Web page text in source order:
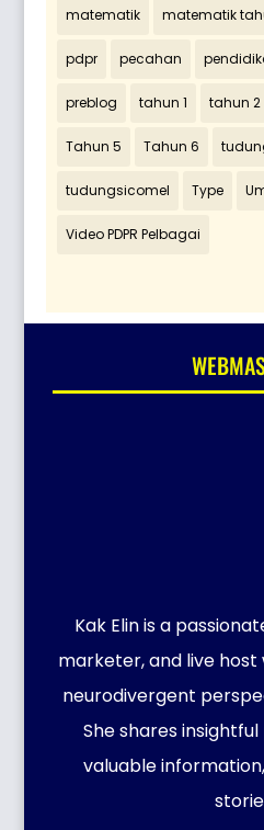
matematik matematik
pdpr pecahan
preblog tahun 1 tahun 2
Tahun 5 Tahun 6
tudungsicomel Type
Video PDPR Pelbagai
Kak Elin is a
marketer, and live host
neurodivergent
She shares
valuable